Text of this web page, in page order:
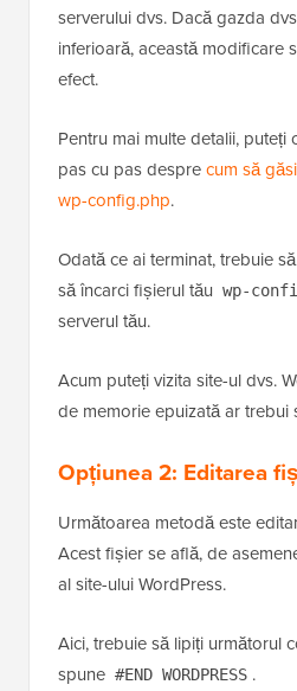
Cu toate acestea, limita finală
serverului dvs. Dacă gazda
efect.
Pentru mai multe detalii, puteți
wp-config.php.
Odată ce ai terminat, trebuie
serverul tău.
de memorie epuizată ar trebui
Opțiunea 2:Editarea
Următoarea metodă este
al site-ului WordPress.